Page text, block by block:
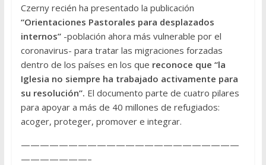
Czerny recién ha presentado la publicación
“Orientaciones Pastorales para desplazados
internos”-población ahora más vulnerable por el
coronavirus- para tratar las migraciones forzadas
dentro de los países en los que reconoce que “la
Iglesia no siempre ha trabajado activamente para
su resolución”. El documento parte de cuatro pilares
para apoyar a más de 40 millones de refugiados:
acoger, proteger, promover e integrar.
———————————————————————
———————–